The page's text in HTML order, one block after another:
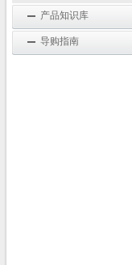
产品知识库
导购指南